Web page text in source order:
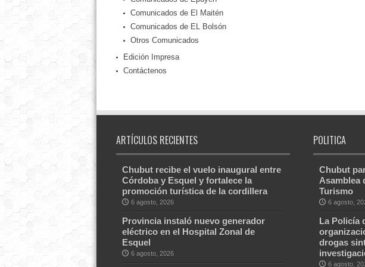
Comunicados de El Maitén
Comunicados de EL Bolsón
Otros Comunicados
Edición Impresa
Contáctenos
ARTÍCULOS RECIENTES
Chubut recibe el vuelo inaugural entre
Córdoba y Esquel y fortalece la
promoción turística de la cordillera
6 agosto, 2026
Provincia instaló nuevo generador
eléctrico en el Hospital Zonal de
Esquel
6 agosto, 2026
POLITICA
Chubut
Asamblea
Turismo
6 agosto,
La Policía
drogas
6 agosto,